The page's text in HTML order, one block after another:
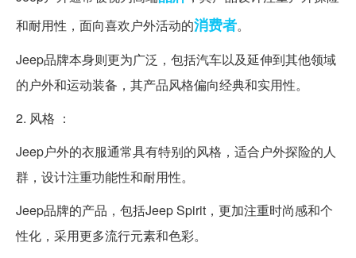
和耐用性，面向喜欢户外活动的消费者。
Jeep品牌本身则更为广泛，包括汽车以及延伸到其他领域
的户外和运动装备，其产品风格偏向经典和实用性。
2. 风格 ：
Jeep户外的衣服通常具有特别的风格，适合户外探险的人
群，设计注重功能性和耐用性。
Jeep品牌的产品，包括Jeep Spirit，更加注重时尚感和个
性化，采用更多流行元素和色彩。